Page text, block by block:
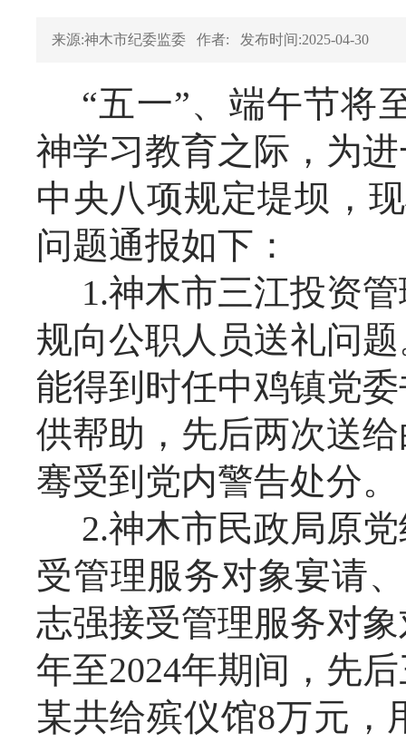
来源:神木市纪委监委 作者: 发布时间:2025-04-30
“五一”、端午节将
神学习教育之际，为
中央八项规定堤坝，
问题通报如下：
1.神木市三江投资
规向公职人员送礼问
能得到时任中鸡镇党
供帮助，先后两次送
骞受到党内警告处分。
2.神木市民政局原
受管理服务对象宴请
志强接受管理服务对
年至2024年期间，先
某共给殡仪馆8万元，